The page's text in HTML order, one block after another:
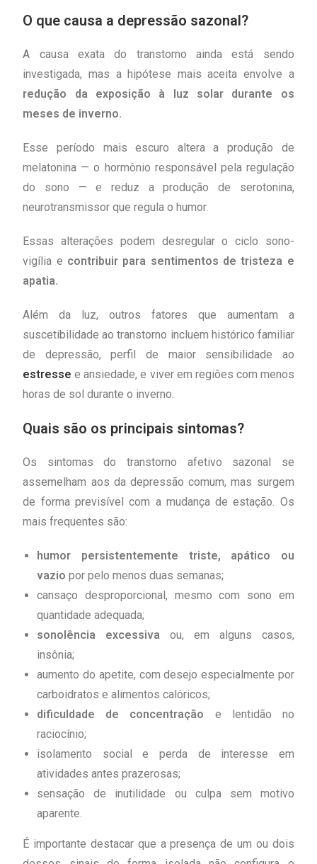
O que causa a depressão sazonal?
A causa exata do transtorno ainda está sendo
investigada, mas a hipótese mais aceita envolve a
redução da exposição à luz solar durante os
meses de inverno.
Esse período mais escuro altera a produção de
melatonina — o hormônio responsável pela regulação
do sono — e reduz a produção de serotonina,
neurotransmissor que regula o humor.
Essas alterações podem desregular o ciclo sono-
vigília e contribuir para sentimentos de tristeza e
apatia.
Além da luz, outros fatores que aumentam a
suscetibilidade ao transtorno incluem histórico familiar
de depressão, perfil de maior sensibilidade ao
estresse e ansiedade, e viver em regiões com menos
horas de sol durante o inverno.
Quais são os principais sintomas?
Os sintomas do transtorno afetivo sazonal se
assemelham aos da depressão comum, mas surgem
de forma previsível com a mudança de estação. Os
mais frequentes são:
humor persistentemente triste, apático ou
vaziopor pelo menos duas semanas;
cansaço desproporcional, mesmo com sono em
quantidade adequada;
sonolência excessiva ou, em alguns casos,
insônia;
aumento do apetite, com desejo especialmente por
carboidratos e alimentos calóricos;
dificuldade de concentração e lentidão no
raciocínio;
isolamento social e perda de interesse em
atividades antes prazerosas;
sensação de inutilidade ou culpa sem motivo
aparente.
É importante destacar que a presença de um ou dois